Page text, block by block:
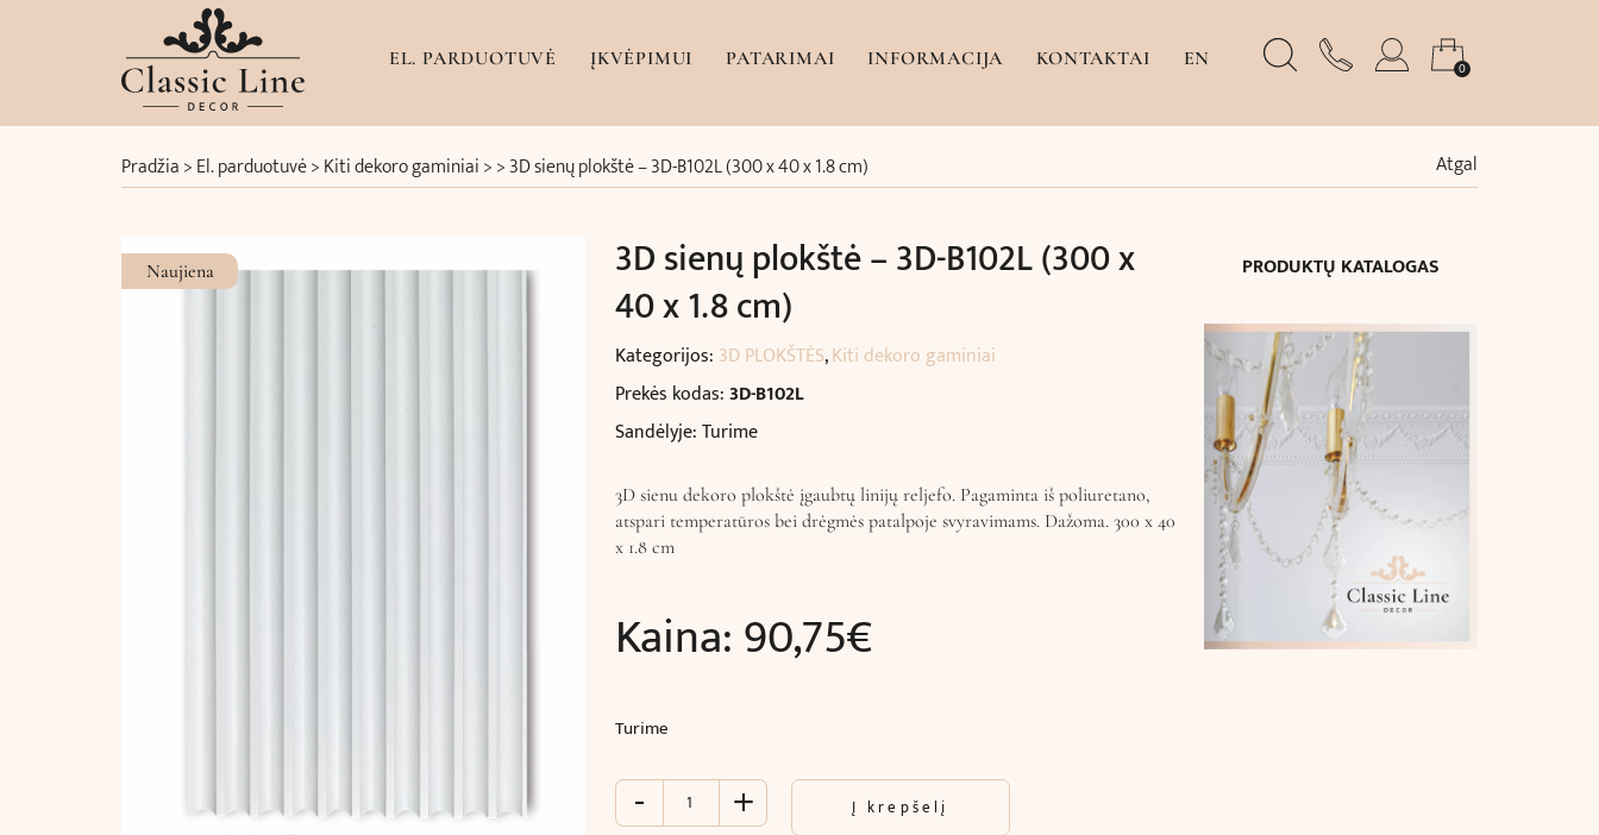
EL. PARDUOTUVĖ ĮKVĖPIMUI PATARIMAI INFORMACIJA KONTAKTAI EN 0
Pradžia>El. parduotuvė>Kiti dekoro gaminiai> >3D sienų plokštė – 3D-B102L (300 x 40 x 1.8 cm) Atgal
Naujiena
3D sienų plokštė – 3D-B102L (300 x
40 x 1.8 cm)
Kategorijos: 3D PLOKŠTĖS,Kiti dekoro gaminiai
Prekės kodas:3D-B102L
Sandėlyje: Turime
3D sienu dekoro plokštė įgaubtų linijų reljefo. Pagaminta iš poliuretano,
atspari temperatūros bei drėgmės patalpoje svyravimams. Dažoma. 300 x 40
x 1.8 cm
Kaina:90,75€
Turime
-
produkto + Į krepšelį
PRODUKTŲ KATALOGAS